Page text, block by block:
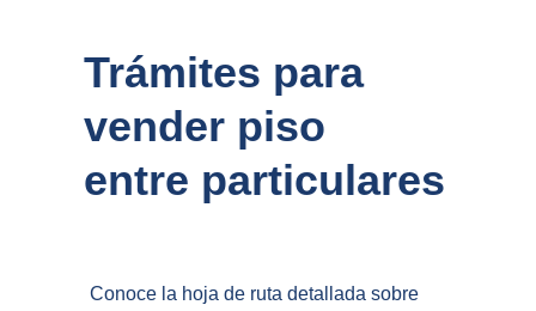
Trámites para
vender piso
entre particulares
Conoce la hoja de ruta detallada sobre